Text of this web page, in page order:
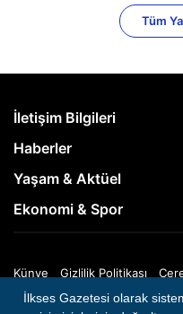
Tüm
İletişim Bilgileri
Haberler
Yaşam & Aktüel
Ekonomi & Spor
Künye Gizlilik Politikası
Copyright © 2025 İlkses Gazetesi
İlkses Gazetesi olarak